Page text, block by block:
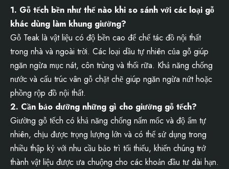
1. Gỗ tếch bền như thế nào khi so sánh với các loại gỗ
khác dùng làm khung giường?
Gỗ Teak là vật liệu có độ bền cao để chế tác đồ nội thất
trong nhà và ngoài trời. Các loại dầu tự nhiên của gỗ giúp
ngăn ngừa mục nát, côn trùng và thối rữa. Khả năng chống
nước và cấu trúc vân gỗ chặt chẽ giúp ngăn ngừa nứt hoặc
phồng rộp đồ nội thất.
2. Cần bảo dưỡng những gì cho giường gỗ tếch?
Giường gỗ tếch có khả năng chống nấm mốc và độ ẩm tự
nhiên, chịu được trọng lượng lớn và có thể sử dụng trong
nhiều thập kỷ với nhu cầu bảo trì tối thiểu, khiến chúng trở
thành vật liệu được ưa chuộng cho các khoản đầu tư dài hạn.